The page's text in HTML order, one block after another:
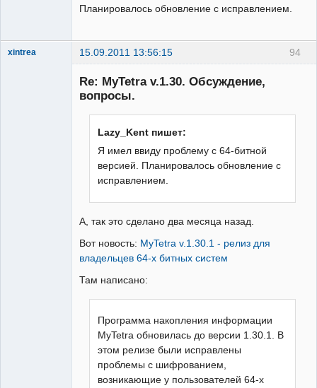
Планировалось обновление с исправлением.
94
xintrea 15.09.2011 13:56:15
Re: MyTetra v.1.30. Обсуждение,
вопросы.
Lazy_Kent пишет:
Я имел ввиду проблему с 64-битной
версией. Планировалось обновление с
исправлением.
А, так это сделано два месяца назад.
Вот новость: MyTetra v.1.30.1 - релиз для
владельцев 64-х битных систем
Там написано:
Программа накопления информации
MyTetra обновилась до версии 1.30.1. В
этом релизе были исправлены
проблемы с шифрованием,
возникающие у пользователей 64-х